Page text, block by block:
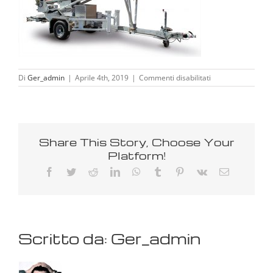
Di Ger_admin | Aprile 4th, 2019 | Commenti disabilitati
topworker
Share This Story, Choose Your
Platform!
Facebook
TwitterRedditLinkedInWhatsApp
Tumblr Pinterest
Vk Email
Scritto da: Ger_admin